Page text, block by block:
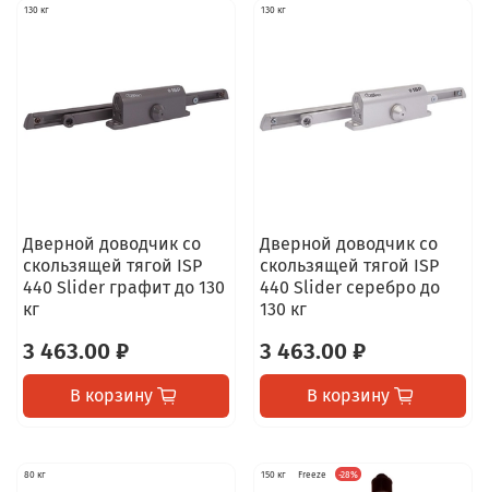
130 кг
Дверной доводчик со
скользящей тягой ISP
440 Slider графит до 130
кг
3 463.00 ₽
В корзину
130 кг
Дверной доводчик со
скользящей тягой ISP
440 Slider серебро до
130 кг
3 463.00 ₽
В корзину
80 кг 150 кг Freeze -28%